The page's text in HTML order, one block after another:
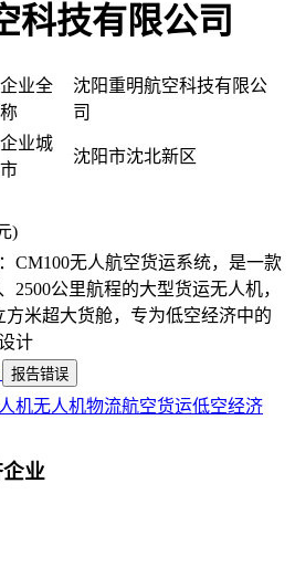
科技有限公司
企业全
称
沈阳重明航空科技有限公
司
企业城
市
沈阳市沈北新区
)
CM100无人航空货运系统，是一款
2500公里航程的大型货运无人机，
方米超大货舱，专为低空经济中的
计
报告错误
机无人机物流航空货运低空经济
业